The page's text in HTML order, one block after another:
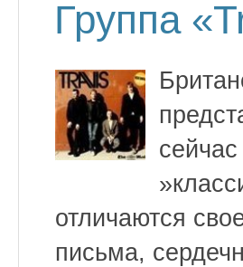
Группа
отличаются
письма,